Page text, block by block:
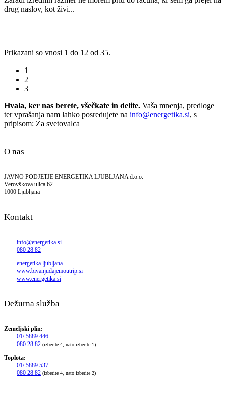
drug naslov, kot živi...
Prikazani so vnosi 1 do 12 od 35.
1
2
3
Hvala, ker nas berete, všečkate in delite. Vaša mnenja, predloge
ter vprašanja nam lahko posredujete na info@energetika.si, s
pripisom: Za svetovalca
O nas
JAVNO PODJETJE ENERGETIKA LJUBLJANA d.o.o.
Verovškova ulica 62
1000 Ljubljana
Kontakt
info@energetika.si
080 28 82
energetika.ljubljana
www.bivanjudajemoutrip.si
www.energetika.si
Dežurna služba
Zemeljski plin:
01/ 5889 446
080 28 82 (izberite 4, nato izberite 1)
Toplota:
01/ 5889 537
080 28 82 (izberite 4, nato izberite 2)